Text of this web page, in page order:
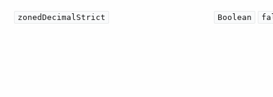
zonedDecimalStrict Boolean